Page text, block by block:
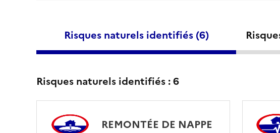
Risques naturels identifiés (6)
Risques naturels identifiés :6
REMONTÉE DE NAPPE